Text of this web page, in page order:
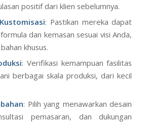
positif dari klien sebelumnya.
: Pastikan mereka dapat
dan kemasan sesuai visi Anda,
khusus.
: Verifikasi kemampuan fasilitas
berbagai skala produksi, dari kecil
: Pilih yang menawarkan desain
pemasaran, dan dukungan